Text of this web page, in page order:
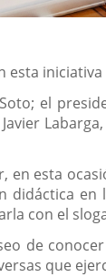
el
esta
en
con el
de
que